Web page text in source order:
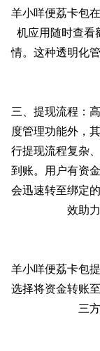
羊小咩便荔卡包
机应用随时查看
情。这种透明化
三、提现流程：
度管理功能外，
行提现流程复杂
到账。用户有资
会迅速转至绑定
效助
羊小咩便荔卡包
选择将资金转账
三